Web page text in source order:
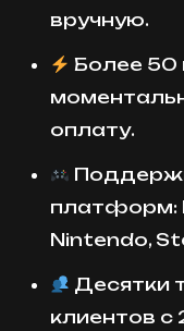
вручную.
Более 50
оплату.
платформ:
Nintendo,
Десятки
клиентов с